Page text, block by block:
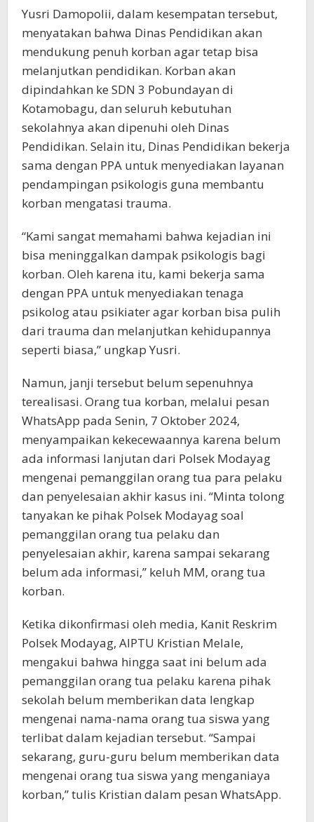
Yusri Damopolii, dalam kesempatan tersebut,
menyatakan bahwa Dinas Pendidikan akan
mendukung penuh korban agar tetap bisa
melanjutkan pendidikan. Korban akan
dipindahkan ke SDN 3 Pobundayan di
Kotamobagu, dan seluruh kebutuhan
sekolahnya akan dipenuhi oleh Dinas
Pendidikan. Selain itu, Dinas Pendidikan bekerja
sama dengan PPA untuk menyediakan layanan
pendampingan psikologis guna membantu
korban mengatasi trauma.
“Kami sangat memahami bahwa kejadian ini
bisa meninggalkan dampak psikologis bagi
korban. Oleh karena itu, kami bekerja sama
dengan PPA untuk menyediakan tenaga
psikolog atau psikiater agar korban bisa pulih
dari trauma dan melanjutkan kehidupannya
seperti biasa,” ungkap Yusri.
Namun, janji tersebut belum sepenuhnya
terealisasi. Orang tua korban, melalui pesan
WhatsApp pada Senin, 7 Oktober 2024,
menyampaikan kekecewaannya karena belum
ada informasi lanjutan dari Polsek Modayag
mengenai pemanggilan orang tua para pelaku
dan penyelesaian akhir kasus ini. “Minta tolong
tanyakan ke pihak Polsek Modayag soal
pemanggilan orang tua pelaku dan
penyelesaian akhir, karena sampai sekarang
belum ada informasi,” keluh MM, orang tua
korban.
Ketika dikonfirmasi oleh media, Kanit Reskrim
Polsek Modayag, AIPTU Kristian Melale,
mengakui bahwa hingga saat ini belum ada
pemanggilan orang tua pelaku karena pihak
sekolah belum memberikan data lengkap
mengenai nama-nama orang tua siswa yang
terlibat dalam kejadian tersebut. “Sampai
sekarang, guru-guru belum memberikan data
mengenai orang tua siswa yang menganiaya
korban,” tulis Kristian dalam pesan WhatsApp.